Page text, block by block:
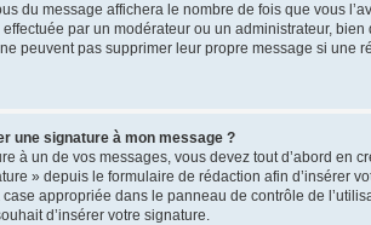
du message affichera le nombre de fois que vous
effectuée par un modérateur ou un administrateur,
peuvent pas supprimer leur propre message si une
une signature à mon message ?
à un de vos messages, vous devez tout d’abord en
» depuis le formulaire de rédaction afin d’insérer
appropriée dans le panneau de contrôle de
d’insérer votre signature.